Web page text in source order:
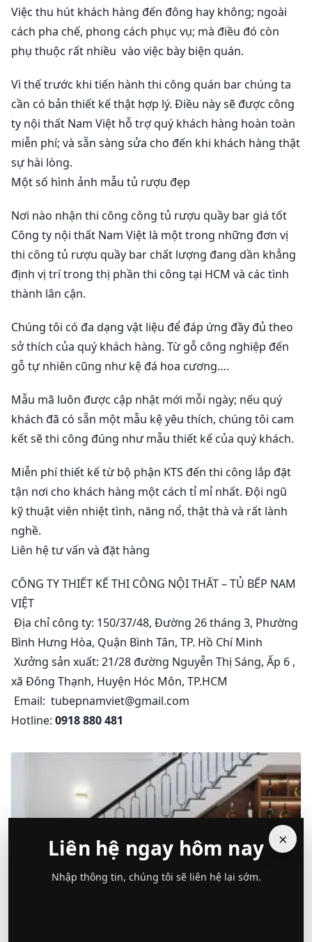
Việc thu hút khách hàng đến đông hay không; ngoài
cách pha chế, phong cách phục vụ; mà điều đó còn
phụ thuộc rất nhiều vào việc bày biện quán.
Vì thế trước khi tiến hành thi công quán bar chúng ta
cần có bản thiết kế thật hợp lý. Điều này sẽ được công
ty nội thất Nam Việt hỗ trợ quý khách hàng hoàn toàn
miễn phí; và sẵn sàng sửa cho đến khi khách hàng thật
sự hài lòng.
Một số hình ảnh mẫu tủ rượu đẹp
Nơi nào nhận thi công công tủ rượu quầy bar giá tốt
Công ty nội thất Nam Việt là một trong những đơn vị
thi công tủ rượu quầy bar chất lượng đang dần khẳng
định vị trí trong thị phần thi công tại HCM và các tình
thành lân cận.
Chúng tôi có đa dạng vật liệu để đáp ứng đầy đủ theo
sở thích của quý khách hàng. Từ gỗ công nghiệp đến
gỗ tự nhiên cũng như kệ đá hoa cương….
Mẫu mã luôn được cập nhật mới mỗi ngày; nếu quý
khách đã có sẵn một mẫu kệ yêu thích, chúng tôi cam
kết sẽ thi công đúng như mẫu thiết kế của quý khách.
Miễn phí thiết kế từ bộ phận KTS đến thi công lắp đặt
tận nơi cho khách hàng một cách tỉ mỉ nhất. Đội ngũ
kỹ thuật viên nhiệt tình, năng nổ, thật thà và rất lành
nghề.
Liên hệ tư vấn và đặt hàng
CÔNG TY THIẾT KẾ THI CÔNG NỘI THẤT – TỦ BẾP NAM
VIỆT
Địa chỉ công ty: 150/37/48, Đường 26 tháng 3, Phường
Bình Hưng Hòa, Quận Bình Tân, TP. Hồ Chí Minh
Xưởng sản xuất: 21/28 đường Nguyễn Thị Sáng, Ấp 6 ,
xã Đông Thạnh, Huyện Hóc Môn, TP.HCM
Email: tubepnamviet@gmail.com
Hotline: 0918 880 481
×
Liên hệ ngay hôm nay
Nhập thông tin, chúng tôi sẽ liên hệ lại sớm.